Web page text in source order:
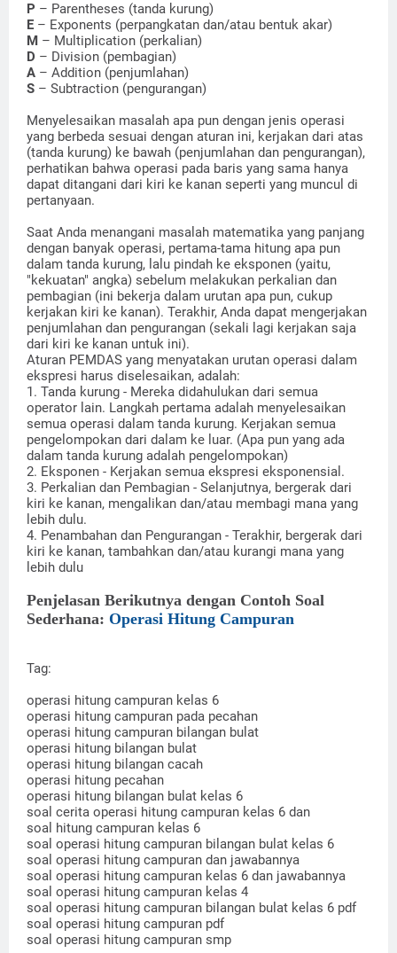
P – Parentheses (tanda kurung)
E – Exponents (perpangkatan dan/atau bentuk akar)
M – Multiplication (perkalian)
D – Division (pembagian)
A – Addition (penjumlahan)
S – Subtraction (pengurangan)
Menyelesaikan masalah apa pun dengan jenis operasi
yang berbeda sesuai dengan aturan ini, kerjakan dari atas
(tanda kurung) ke bawah (penjumlahan dan pengurangan),
perhatikan bahwa operasi pada baris yang sama hanya
dapat ditangani dari kiri ke kanan seperti yang muncul di
pertanyaan.
Saat Anda menangani masalah matematika yang panjang
dengan banyak operasi, pertama-tama hitung apa pun
dalam tanda kurung, lalu pindah ke eksponen (yaitu,
"kekuatan" angka) sebelum melakukan perkalian dan
pembagian (ini bekerja dalam urutan apa pun, cukup
kerjakan kiri ke kanan). Terakhir, Anda dapat mengerjakan
penjumlahan dan pengurangan (sekali lagi kerjakan saja
dari kiri ke kanan untuk ini).
Aturan PEMDAS yang menyatakan urutan operasi dalam
ekspresi harus diselesaikan, adalah:
1. Tanda kurung - Mereka didahulukan dari semua
operator lain. Langkah pertama adalah menyelesaikan
semua operasi dalam tanda kurung. Kerjakan semua
pengelompokan dari dalam ke luar. (Apa pun yang ada
dalam tanda kurung adalah pengelompokan)
2. Eksponen - Kerjakan semua ekspresi eksponensial.
3. Perkalian dan Pembagian - Selanjutnya, bergerak dari
kiri ke kanan, mengalikan dan/atau membagi mana yang
lebih dulu.
4. Penambahan dan Pengurangan - Terakhir, bergerak dari
kiri ke kanan, tambahkan dan/atau kurangi mana yang
lebih dulu
Penjelasan Berikutnya dengan Contoh Soal
Sederhana: Operasi Hitung Campuran
Tag:
operasi hitung campuran kelas 6
operasi hitung campuran pada pecahan
operasi hitung campuran bilangan bulat
operasi hitung bilangan bulat
operasi hitung bilangan cacah
operasi hitung pecahan
operasi hitung bilangan bulat kelas 6
soal cerita operasi hitung campuran kelas 6 dan
soal hitung campuran kelas 6
soal operasi hitung campuran bilangan bulat kelas 6
soal operasi hitung campuran dan jawabannya
soal operasi hitung campuran kelas 6 dan jawabannya
soal operasi hitung campuran kelas 4
soal operasi hitung campuran bilangan bulat kelas 6 pdf
soal operasi hitung campuran pdf
soal operasi hitung campuran smp